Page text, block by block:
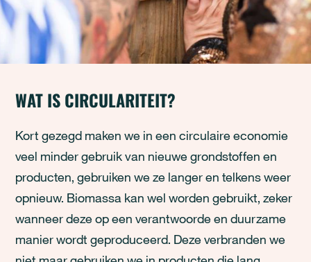
WAT IS CIRCULARITEIT?
Kort gezegd maken we in een circulaire economie
veel minder gebruik van nieuwe grondstoffen en
producten, gebruiken we ze langer en telkens weer
opnieuw. Biomassa kan wel worden gebruikt, zeker
wanneer deze op een verantwoorde en duurzame
manier wordt geproduceerd. Deze verbranden we